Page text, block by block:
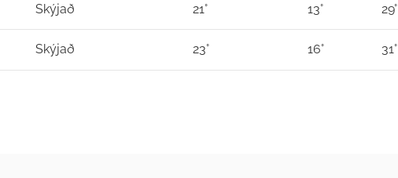
Skýjað 21° 13° 29°
Skýjað 23° 16° 31°